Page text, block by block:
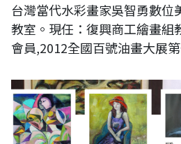
台灣當代水彩畫家吳智勇數位
教室。現任：復興商工繪畫組
會員,2012全國百號油畫大展第